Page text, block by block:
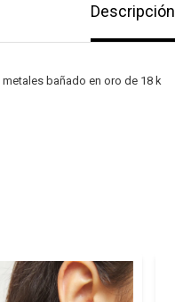
Descripción
bañado en oro de 18 k